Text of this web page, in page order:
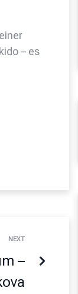
– es
NEXT
–